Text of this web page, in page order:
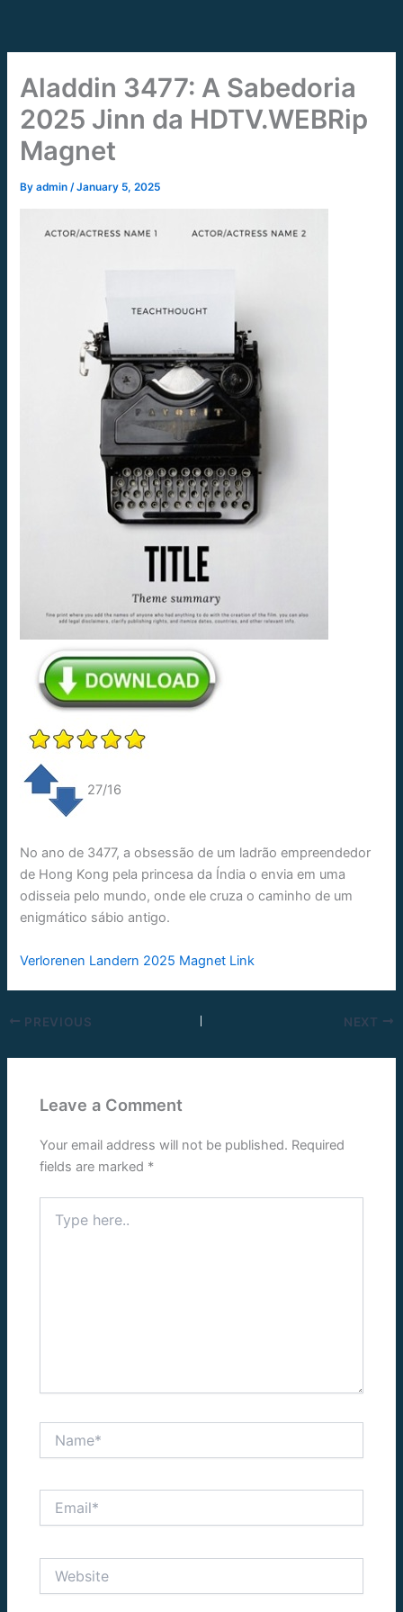
content
Aladdin 3477: A Sabedoria
2025 Jinn da HDTV.WEBRip
Magnet
Byadmin/January 5, 2025
27/16
No ano de 3477, a obsessão de um ladrão empreendedor
de Hong Kong pela princesa da Índia o envia em uma
odisseia pelo mundo, onde ele cruza o caminho de um
enigmático sábio antigo.
Verlorenen Landern 2025 Magnet Link
PREVIOUS NEXT
Leave a Comment
Your email address will not be published. Required
fields are marked *
here..